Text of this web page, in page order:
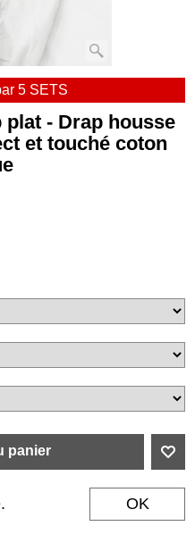
5 SETS
plat - Drap housse
et touché coton
panier
OK